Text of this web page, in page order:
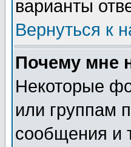
варианты
Вернуться к
Почему мне
Некоторые
или группам
сообщения и